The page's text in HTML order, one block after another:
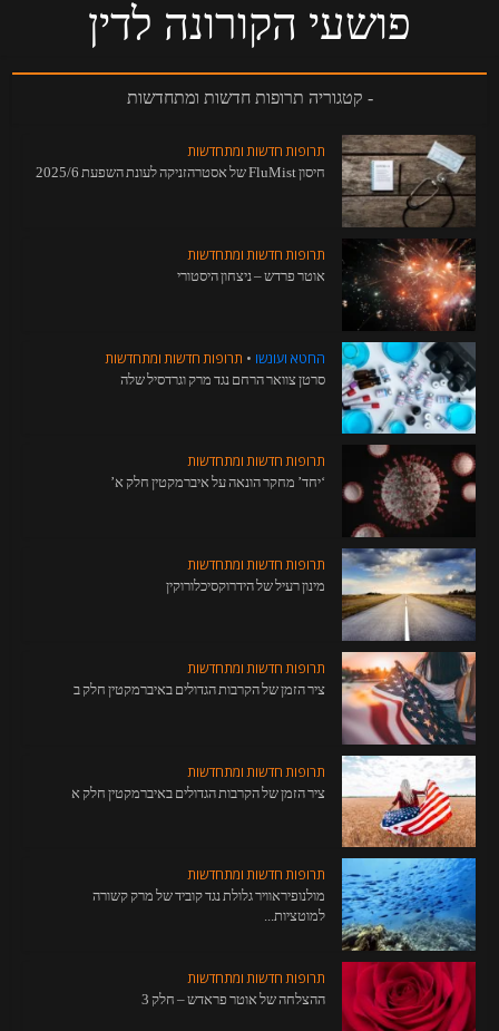
פושעי הקורונה לדין
- קטגוריה תרופות חדשות ומתחדשות
תרופות חדשות ומתחדשות
חיסון FluMist של אסטרהזניקה לעונת השפעת 2025/6
תרופות חדשות ומתחדשות
אוטר פרדש – ניצחון היסטורי
החטא ועונשו • תרופות חדשות ומתחדשות
סרטן צוואר הרחם נגד מרק וגרדסיל שלה
תרופות חדשות ומתחדשות
‘יחד’ מחקר הונאה על איברמקטין חלק א’
תרופות חדשות ומתחדשות
מינון רעיל של הידרוקסיכלורוקין
תרופות חדשות ומתחדשות
ציר הזמן של הקרבות הגדולים באיברמקטין חלק ב
תרופות חדשות ומתחדשות
ציר הזמן של הקרבות הגדולים באיברמקטין חלק א
תרופות חדשות ומתחדשות
מולנופיראוויר גלולת נגד קוביד של מרק קשורה
למוטציות...
תרופות חדשות ומתחדשות
ההצלחה של אוטר פראדש – חלק 3